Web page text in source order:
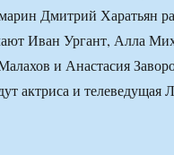
Дмитрий Харатьян
Иван Ургант, Алла
и Анастасия
актриса и телеведущая